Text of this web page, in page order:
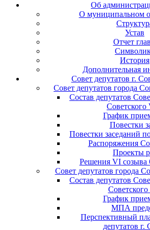
Об
О муниципальном
Устав
Отчет
История
Дополнительная
Совет депутатов г.
Совет депутатов города
Состав депутатов
Советского
График
Повестки
Повестки заседаний
Распоряжения
Проекты
Решения VI созыва
Совет депутатов города
Состав депутатов
График
МПА
Перспективный
депутатов г.